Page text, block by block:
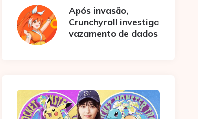
Após invasão,
Crunchyroll investiga
vazamento de dados